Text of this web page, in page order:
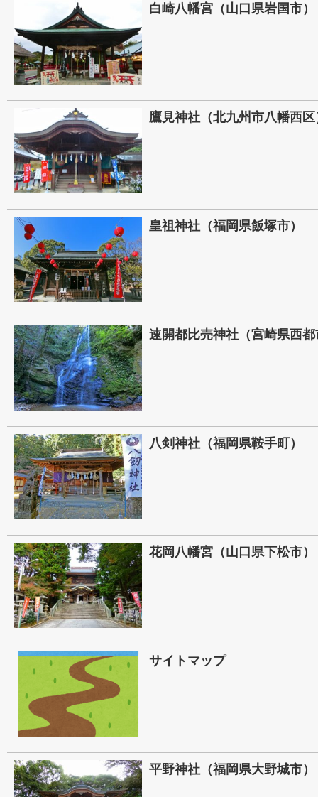
白崎八幡宮（山口県岩国市）
鷹見神社（北九州市八幡西区
皇祖神社（福岡県飯塚市）
速開都比売神社（宮崎県西
八剣神社（福岡県鞍手町）
花岡八幡宮（山口県下松市）
サイトマップ
平野神社（福岡県大野城市）